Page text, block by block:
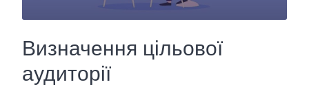
Визначення цільової
аудиторії